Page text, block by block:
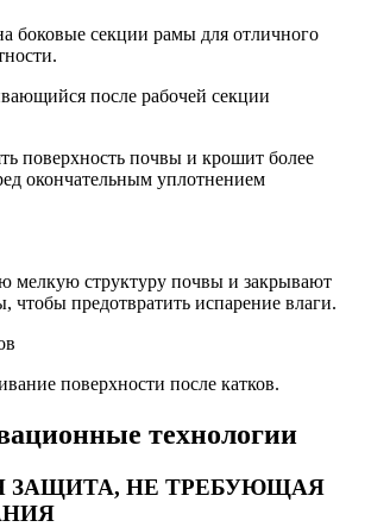
боковые секции рамы для отличного
после рабочей секции
поверхность почвы и крошит более
окончательным уплотнением
мелкую структуру почвы и закрывают
чтобы предотвратить испарение влаги.
поверхности после катков.
технологии
ЗАЩИТА, НЕ ТРЕБУЮЩАЯ